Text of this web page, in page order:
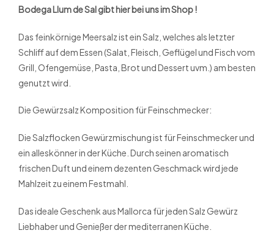
Bodega Llum de Sal gibt hier bei uns im Shop !
Das feinkörnige Meersalz ist ein Salz, welches als letzter
Schliff auf dem Essen (Salat, Fleisch, Geflügel und Fisch vom
Grill, Ofengemüse, Pasta, Brot und Dessert uvm.) am besten
genutzt wird.
Die Gewürzsalz Komposition für Feinschmecker:
Die Salzflocken Gewürzmischung ist für Feinschmecker und
ein alleskönner in der Küche. Durch seinen aromatisch
frischen Duft und einem dezenten Geschmack wird jede
Mahlzeit zu einem Festmahl.
Das ideale Geschenk aus Mallorca für jeden Salz Gewürz
Liebhaber und Genießer der mediterranen Küche.